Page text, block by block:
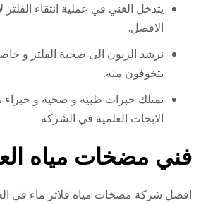
يتدخل الغني في عملية انتقاء الفلتر
الافضل.
نرشد الزبون الى صحية الفلتر و
يتخوفون منه.
نمتلك خبرات طبية و صحية و
الابحاث العلمية في الشركة
فني مضخات مياه
افضل شركة مضخات مياه فلاتر ماء في